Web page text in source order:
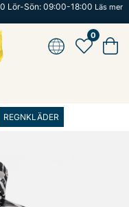
Lör-Sön: 09:00-18:00 Läs mer
0
REGNKLÄDER